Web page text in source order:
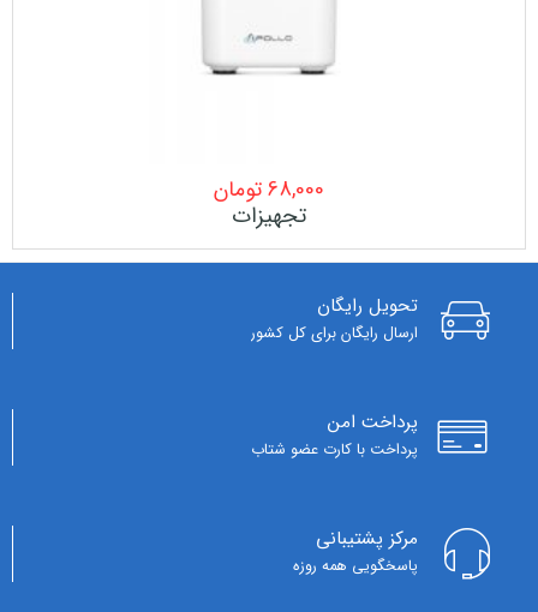
68,000تومان
تجهیزات
تحویل رایگان
ارسال رایگان برای کل کشور
پرداخت امن
پرداخت با کارت عضو شتاب
مرکز پشتیبانی
پاسخگویی همه روزه